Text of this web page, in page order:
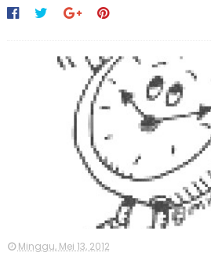
Minggu, Mei 13, 2012